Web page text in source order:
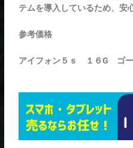
テムを導入しているため、安
参考価格
アイフォン５ｓ １６G ゴ